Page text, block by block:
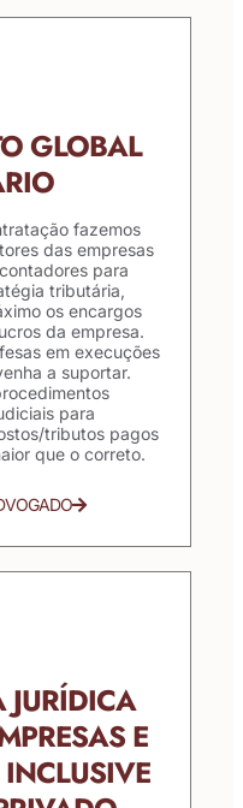
GLOBAL
fazemos
das empresas
para
tributária,
os encargos
da empresa.
em execuções
a suportar.
para
tributos pagos
que o correto.
JURÍDICA
E